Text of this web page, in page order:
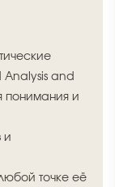
Analysis and
понимания и
и
точке её